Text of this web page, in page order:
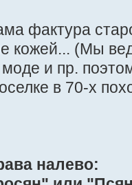
фактура
кожей... (Мы
и пр.
в 70-х
налево: